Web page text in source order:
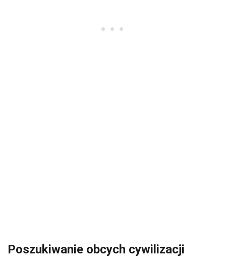
Poszukiwanie obcych cywilizacji